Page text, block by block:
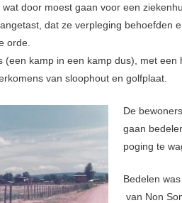
door moest gaan voor een
dat ze verpleging behoefden
orde.
(een kamp in een kamp dus), met
van sloophout en golfplaat.
De
gaan
poging te
Bedelen
van Non